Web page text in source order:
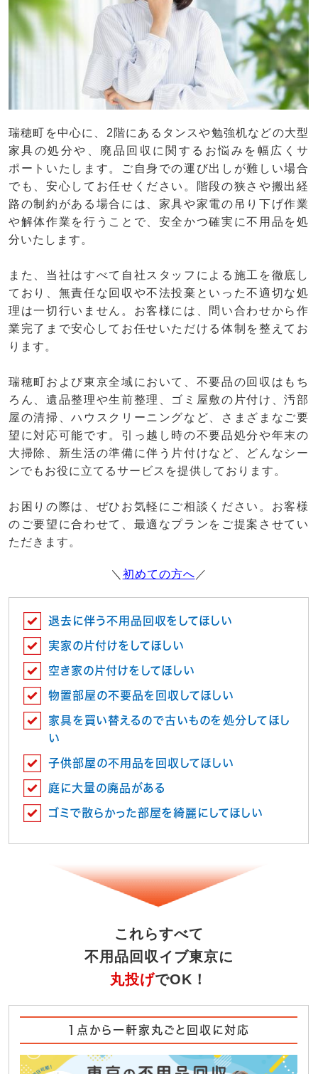
瑞穂町を中心に、2階にあるタンスや勉強机などの大型
家具の処分や、廃品回収に関するお悩みを幅広くサ
ポートいたします。ご自身での運び出しが難しい場合
でも、安心してお任せください。階段の狭さや搬出経
路の制約がある場合には、家具や家電の吊り下げ作業
や解体作業を行うことで、安全かつ確実に不用品を処
分いたします。
また、当社はすべて自社スタッフによる施工を徹底し
ており、無責任な回収や不法投棄といった不適切な処
理は一切行いません。お客様には、問い合わせから作
業完了まで安心してお任せいただける体制を整えてお
ります。
瑞穂町および東京全域において、不要品の回収はもち
ろん、遺品整理や生前整理、ゴミ屋敷の片付け、汚部
屋の清掃、ハウスクリーニングなど、さまざまなご要
望に対応可能です。引っ越し時の不要品処分や年末の
大掃除、新生活の準備に伴う片付けなど、どんなシー
ンでもお役に立てるサービスを提供しております。
お困りの際は、ぜひお気軽にご相談ください。お客様
のご要望に合わせて、最適なプランをご提案させてい
ただきます。
＼ 初めての方へ ／
退去に伴う不用品回収をしてほしい
実家の片付けをしてほしい
空き家の片付けをしてほしい
物置部屋の不要品を回収してほしい
家具を買い替えるので古いものを処分してほし
い
子供部屋の不用品を回収してほしい
庭に大量の廃品がある
ゴミで散らかった部屋を綺麗にしてほしい
これらすべて
不用品回収イブ東京に
丸投げでOK！
1点から一軒家丸ごと回収に対応